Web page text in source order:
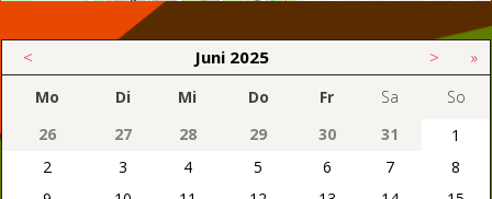
< Juni 2025 > »
Mo Di Mi Do Fr Sa
So
26
27 28 29 30 31
1
2
3 4 5 6 7
8